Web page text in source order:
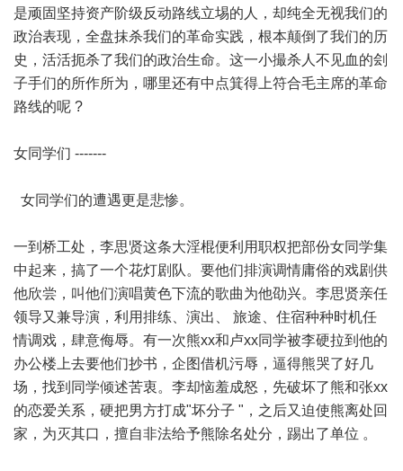
是顽固坚持资产阶级反动路线立埸的人，却纯全无视我们的
政治表现，全盘抹杀我们的革命实践，根本颠倒了我们的历
史，活活扼杀了我们的政治生命。这一小撮杀人不见血的刽
子手们的所作所为，哪里还有中点箕得上符合毛主席的革命
路线的呢 ?
女同学们 -------
女同学们的遭遇更是悲惨。
一到桥工处，李思贤这条大淫棍便利用职权把部份女同学集
中起来，搞了一个花灯剧队。要他们排演调情庸俗的戏剧供
他欣尝，叫他们演唱黄色下流的歌曲为他劭兴。李思贤亲任
领导又兼导演，利用排练、演出、 旅途、住宿种种时机任
情调戏，肆意侮辱。有一次熊xx和卢xx同学被李硬拉到他的
办公楼上去要他们抄书，企图借机污辱，逼得熊哭了好几
场，找到同学倾述苦衷。李却恼羞成怒，先破坏了熊和张xx
的恋爱关系，硬把男方打成"坏分子 "，之后又迫使熊离处回
家，为灭其口，擅自非法给予熊除名处分，踢出了单位 。